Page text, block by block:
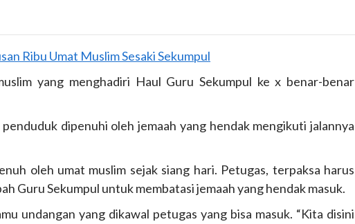
yang menghadiri Haul Guru Sekumpul ke x benar-benar
dipenuhi oleh jemaah yang hendak mengikuti jalannya
oleh umat muslim sejak siang hari. Petugas, terpaksa harus
Guru Sekumpul untuk membatasi jemaah yang hendak masuk.
undangan yang dikawal petugas yang bisa masuk. “Kita disini